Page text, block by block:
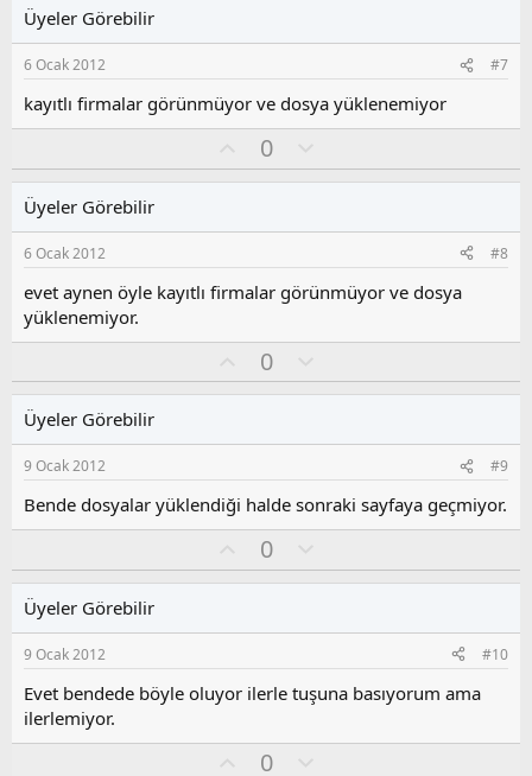
s
u
z
o
l
Üyeler Görebilir
6 Ocak 2012 #7
kayıtlı firmalar görünmüyor ve dosya yüklenemiyor
y
0
l
s
u
z
y
a
Üyeler Görebilir
6 Ocak 2012 #8
evet aynen öyle kayıtlı firmalar görünmüyor ve dosya
yüklenemiyor.
y
0
l
s
u
z
o
l
Üyeler Görebilir
9 Ocak 2012 #9
Bende dosyalar yüklendiği halde sonraki sayfaya geçmiyor.
y
0
l
s
u
z
y
Üyeler Görebilir
9 Ocak 2012 #10
Evet bendede böyle oluyor ilerle tuşuna basıyorum ama
ilerlemiyor.
0